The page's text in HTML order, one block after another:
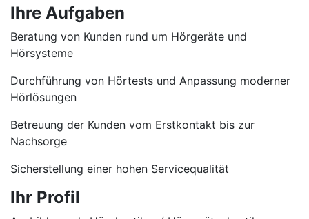
Ihre Aufgaben
Beratung von Kunden rund um Hörgeräte und
Hörsysteme
Durchführung von Hörtests und Anpassung moderner
Hörlösungen
Betreuung der Kunden vom Erstkontakt bis zur
Nachsorge
Sicherstellung einer hohen Servicequalität
Ihr Profil